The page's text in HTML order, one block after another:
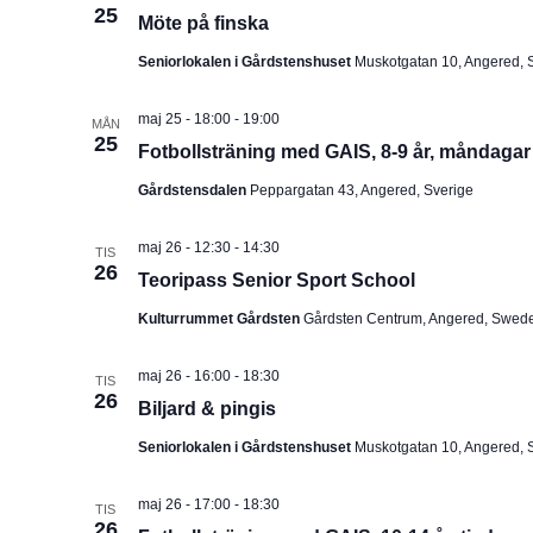
25 Möte på finska
Seniorlokalen i Gårdstenshuset Muskotgatan 10, Angered,
MÅN
25 Fotbollsträning med GAIS, 8-9 år, måndagar
maj 25 - 18:00- 19:00
Gårdstensdalen Peppargatan 43, Angered, Sverige
TIS
26 Teoripass Senior Sport School
maj 26 - 12:30- 14:30
Kulturrummet Gårdsten Gårdsten Centrum, Angered,
TIS
26 Biljard & pingis
maj 26 - 16:00- 18:30
Seniorlokalen i Gårdstenshuset Muskotgatan 10, Angered,
TIS maj 26 - 17:00- 18:30